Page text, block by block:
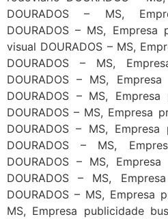
DOURADOS – MS,
DOURADOS – MS, Empresa
visual DOURADOS – MS,
DOURADOS – MS,
DOURADOS – MS,
DOURADOS – MS,
DOURADOS – MS, Empresa
DOURADOS – MS,
DOURADOS – MS,
DOURADOS – MS,
DOURADOS – MS,
DOURADOS – MS, Empresa
MS, Empresa publicidade